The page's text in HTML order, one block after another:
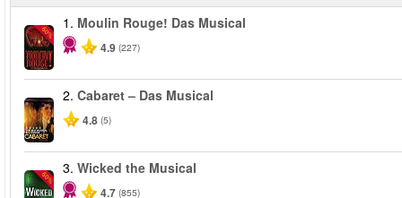
-50%
1. Moulin Rouge! Das Musical
4.9 (227)
2. Cabaret – Das Musical
4.8 (5)
-50%
3. Wicked the Musical
4.7 (855)